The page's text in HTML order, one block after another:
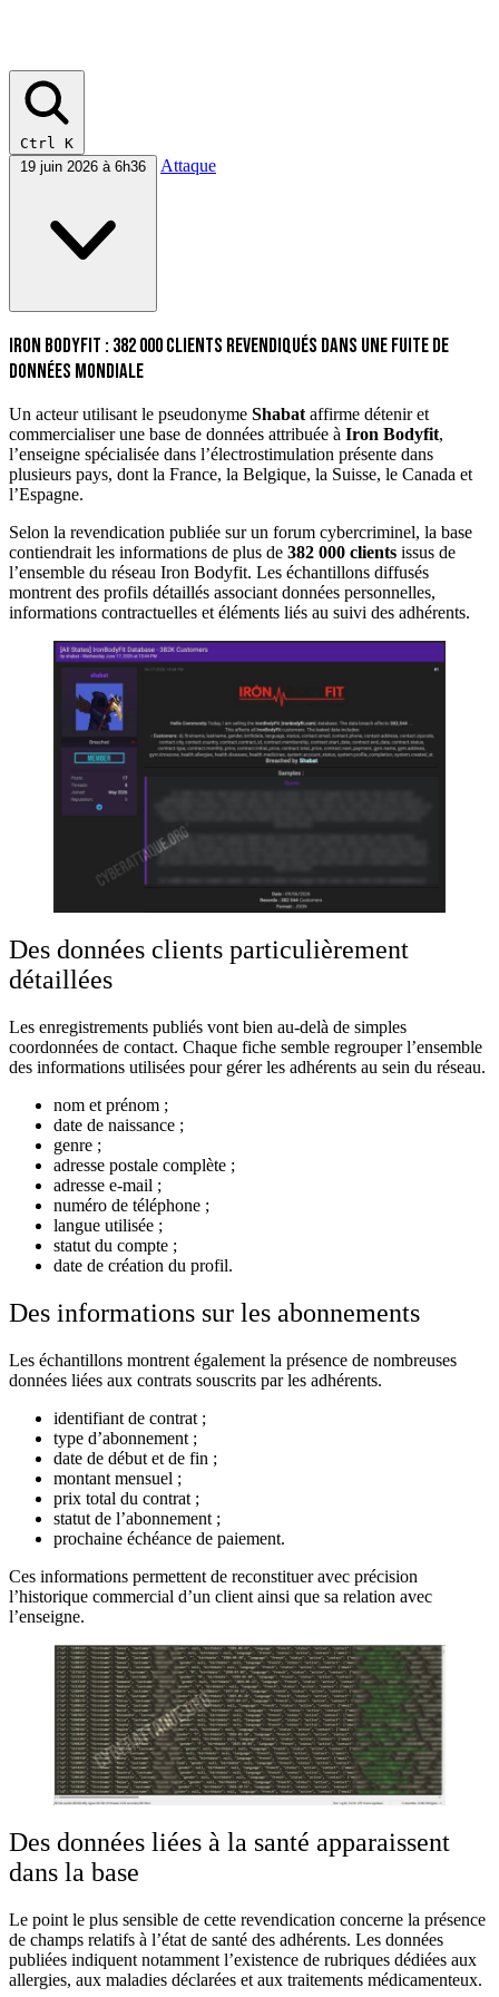
Ctrl K
19 juin 2026 à 6h36
Attaque
Iron Bodyfit : 382 000 clients revendiqués dans une fuite de
données mondiale
Un acteur utilisant le pseudonyme Shabataffirme détenir et
commercialiser une base de données attribuée à Iron Bodyfit,
l’enseigne spécialisée dans l’électrostimulation présente dans
plusieurs pays, dont la France, la Belgique, la Suisse, le Canada et
l’Espagne.
Selon la revendication publiée sur un forum cybercriminel, la base
contiendrait les informations de plus de 382 000 clients issus de
l’ensemble du réseau Iron Bodyfit. Les échantillons diffusés
montrent des profils détaillés associant données personnelles,
informations contractuelles et éléments liés au suivi des adhérents.
Des données clients particulièrement
détaillées
Les enregistrements publiés vont bien au-delà de simples
coordonnées de contact. Chaque fiche semble regrouper l’ensemble
des informations utilisées pour gérer les adhérents au sein du réseau.
nom et prénom ;
date de naissance ;
genre ;
adresse postale complète ;
adresse e-mail ;
numéro de téléphone ;
langue utilisée ;
statut du compte ;
date de création du profil.
Des informations sur les abonnements
Les échantillons montrent également la présence de nombreuses
données liées aux contrats souscrits par les adhérents.
identifiant de contrat ;
type d’abonnement ;
date de début et de fin ;
montant mensuel ;
prix total du contrat ;
statut de l’abonnement ;
prochaine échéance de paiement.
Ces informations permettent de reconstituer avec précision
l’historique commercial d’un client ainsi que sa relation avec
l’enseigne.
Des données liées à la santé apparaissent
dans la base
Le point le plus sensible de cette revendication concerne la présence
de champs relatifs à l’état de santé des adhérents. Les données
publiées indiquent notamment l’existence de rubriques dédiées aux
allergies, aux maladies déclarées et aux traitements médicamenteux.